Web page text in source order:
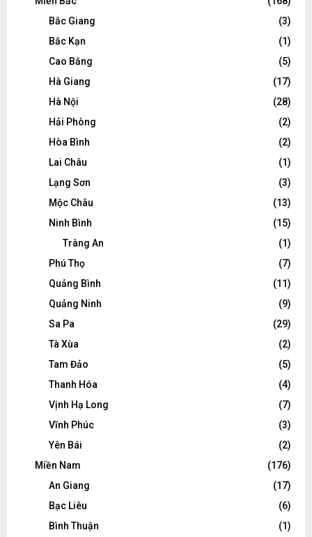
Bắc Giang
(3)
Bắc Kạn
(1)
Cao Bằng
(5)
Hà Giang
(17)
Hà Nội
(28)
Hải Phòng
(2)
Hòa Bình
(2)
Lai Châu
(1)
Lạng Sơn
(3)
Mộc Châu
(13)
Ninh Bình
(15)
Tràng An
(1)
Phú Thọ
(7)
Quảng Bình
(11)
Quảng Ninh
(9)
Sa Pa
(29)
Tà Xùa
(2)
Tam Đảo
(5)
Thanh Hóa
(4)
Vịnh Hạ Long
(7)
Vĩnh Phúc
(3)
Yên Bái
(2)
Miền Nam
(176)
An Giang
(17)
Bạc Liêu
(6)
Bình Thuận
(1)